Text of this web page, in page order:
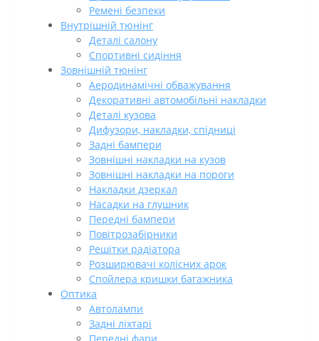
Ремені безпеки
Внутрішній тюнінг
Деталі салону
Спортивні сидіння
Зовнішній тюнінг
Аеродинамічні обважування
Декоративні автомобільні накладки
Деталі кузова
Дифузори, накладки, спідниці
Задні бампери
Зовнішні накладки на кузов
Зовнішні накладки на пороги
Накладки дзеркал
Насадки на глушник
Передні бампери
Повітрозабірники
Решітки радіатора
Розширювачі колісних арок
Спойлера кришки багажника
Оптика
Автолампи
Задні ліхтарі